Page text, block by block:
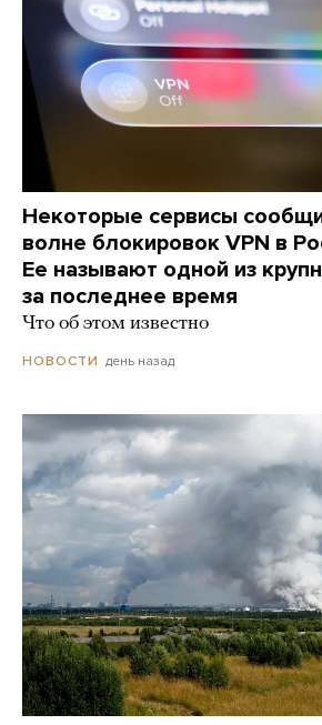
Некоторые сервисы
волне блокировок VPN в
Ее называют одной из
за последнее время
Что об этом известно
НОВОСТИ день назад